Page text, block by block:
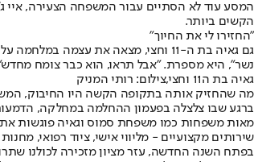
המסע עוד לא הסתיים עבור המשפחה הצעירה, איי
הקשים ביותר.
"החזירו לי את החיוך"
גם גאיה בת ה-11 וחצי, מצאה את
נשר", היא מספרת. "אבל תראו, הוא כבר צומח
גאיה בת ה11 וחצי,צילום: רותי המניק
מה שהחזיק אותה בתקופה הקשה היו החיבוק,
ברגע שבו צלצלה בפעמון ההחלמה במחלקה,
שירותים מקצועיים - מליווי אישי, ציוד רפואי,
בפתח השנה החדשה, עזר מציון מזכירה לכולנו